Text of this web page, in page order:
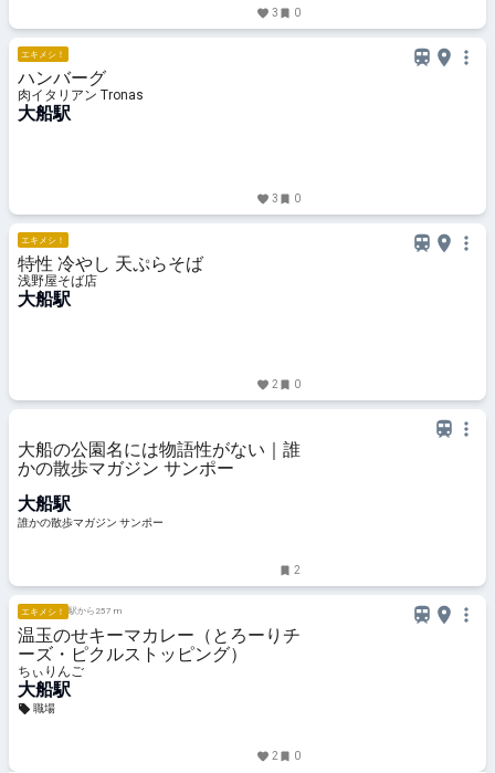
3 0
エキメシ！
ハンバーグ
肉イタリアン Tronas
大船駅
3 0
エキメシ！
特性 冷やし 天ぷらそば
浅野屋そば店
大船駅
2 0
大船の公園名には物語性がない｜誰
かの散歩マガジン サンポー
大船駅
誰かの散歩マガジン サンポー
2
エキメシ！ 駅から257 m
温玉のせキーマカレー（とろーりチ
ーズ・ピクルストッピング）
ちぃりんご
大船駅
職場
2 0